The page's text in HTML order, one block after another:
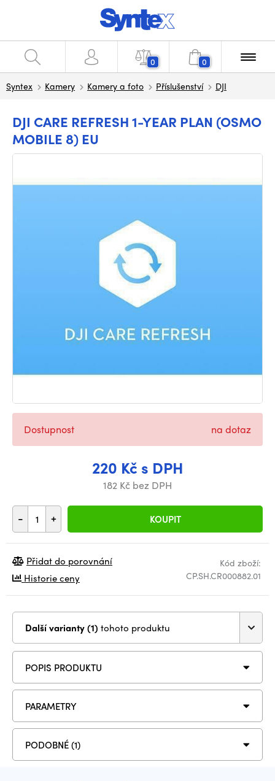
0 0
Syntex Kamery Kamery a foto Příslušenství DJI
DJI CARE REFRESH 1-YEAR PLAN (OSMO
MOBILE 8) EU
220 Kč s DPH
182 Kč bez DPH
- + KOUPIT
Dostupnost na dotaz
Kód zboží:
CP.SH.CR000882.01
Přidat do porovnání
Historie ceny
Další varianty (1) tohoto produktu
POPIS PRODUKTU
PARAMETRY
PODOBNÉ (1)